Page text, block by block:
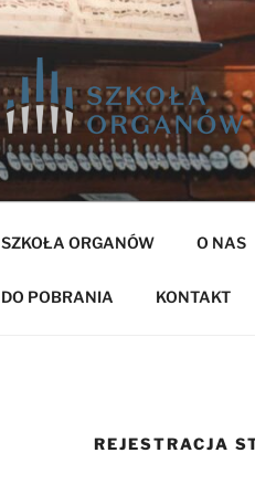
SZKOŁA ORGANÓW O NAS
DO POBRANIA KONTAKT
REJESTRACJA